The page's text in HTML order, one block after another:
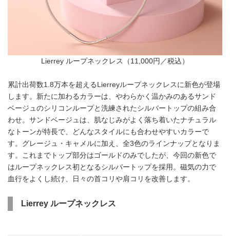
Lierrey ループネックレス（11,000円／税込）
累計出荷数1.8万本を超えるLierreyループネックレスに新色が登場
します。新たに加わるカラーは、やわらかく温かみのあるサンド
ベージュのシリコンループと洗練されたシルバートップの組み合
わせ。サンドベージュは、肌なじみがよく落ち着いたナチュラル
なトーンが特長で、どんなスタイルにも合わせやすいカラーで
す。グレージュ・キャメルに加え、全3色のラインナップとなりま
す。これまでトップ部分はゴールドのみでしたが、今回の新色で
はループネックレス初となるシルバートップを採用。磁気の力で
血行をよくし続け、日々の首コリや肩コリを改善します。
Lierrey ループネックレス